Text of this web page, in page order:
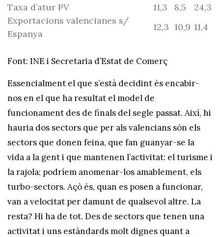
Taxa d’atur PV
11,3 8,5
24,3
Exportacions valencianes s/
Espanya
12,3 10,9 11,4
Font: INE i Secretaria d’Estat de Comerç
Essencialment el que s’està decidint és encabir-
nos en el que ha resultat el model de
funcionament des de finals del segle passat. Així, hi
hauria dos sectors que per als valencians són els
sectors que donen feina, que fan guanyar-se la
vida a la gent i que mantenen l’activitat: el turisme i
la rajola; podríem anomenar-los amablement, els
turbo-sectors. Açò és, quan es posen a funcionar,
van a velocitat per damunt de qualsevol altre. La
resta? Hi ha de tot. Des de sectors que tenen una
activitat i uns estàndards molt dignes quant a